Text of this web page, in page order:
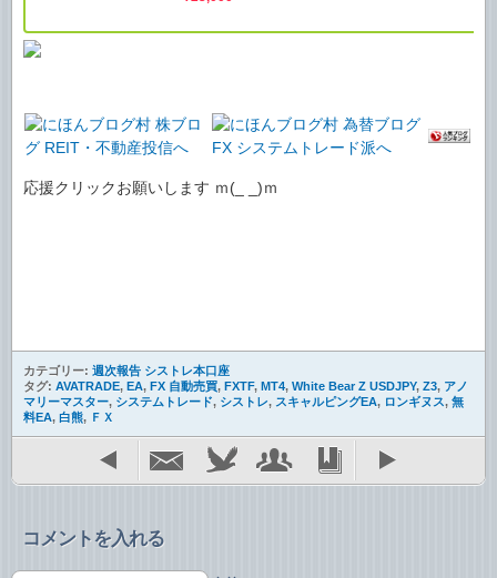
応援クリックお願いします ｍ(_ _)ｍ
カテゴリー: 週次報告 シストレ本口座
タグ: AVATRADE, EA, FX 自動売買, FXTF, MT4, White Bear Z USDJPY, Z3, アノ
マリーマスター, システムトレード, シストレ, スキャルピングEA, ロンギヌス, 無
料EA, 白熊, ＦＸ
コメントを入れる